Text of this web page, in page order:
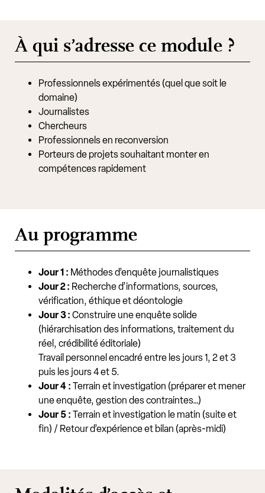
À qui s’adresse ce module ?
Professionnels expérimentés (quel que soit le
domaine)
Journalistes
Chercheurs
Professionnels en reconversion
Porteurs de projets souhaitant monter en
compétences rapidement
Au programme
Jour 1 : Méthodes d’enquête journalistiques
Jour 2 : Recherche d’informations, sources,
vérification, éthique et déontologie
Jour 3 : Construire une enquête solide
(hiérarchisation des informations, traitement du
réel, crédibilité éditoriale)
Travail personnel encadré entre les jours 1, 2 et 3
puis les jours 4 et 5.
Jour 4 : Terrain et investigation (préparer et mener
une enquête, gestion des contraintes…)
Jour 5 : Terrain et investigation le matin (suite et
fin) / Retour d’expérience et bilan (après-midi)